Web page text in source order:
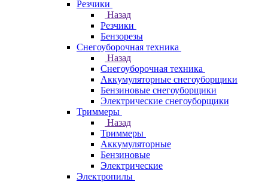
Резчики
Назад
Резчики
Бензорезы
Снегоуборочная техника
Назад
Снегоуборочная техника
Аккумуляторные снегоуборщики
Бензиновые снегоуборщики
Электрические снегоуборщики
Триммеры
Назад
Триммеры
Аккумуляторные
Бензиновые
Электрические
Электропилы